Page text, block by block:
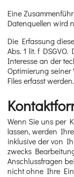
Eine
Datenquellen wird
Die Erfassung
Abs. 1 lit. f
Interesse an der
Optimierung seiner
Files erfasst werden.
Wenn Sie uns per
lassen, werden
inklusive der von
zwecks
Anschlussfragen
nicht ohne Ihre